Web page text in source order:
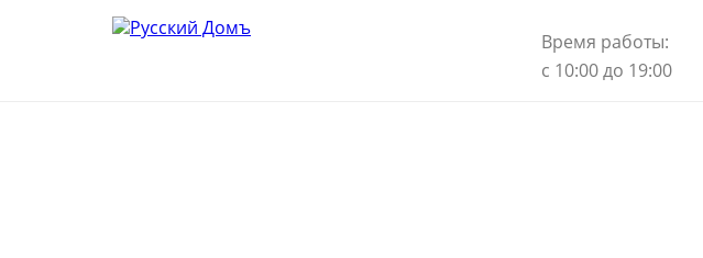
Время работы:
с 10:00 до 19:00